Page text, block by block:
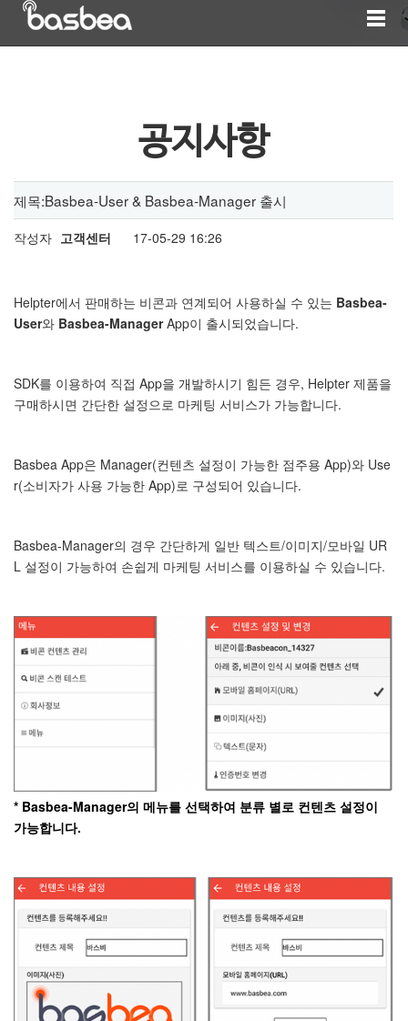
공지사항
제목:Basbea-User & Basbea-Manager 출시
작성자 고객센터 17-05-29 16:26
Helpter에서 판매하는 비콘과 연계되어 사용하실 수 있는 Basbea-
User와 Basbea-ManagerApp이 출시되었습니다.
SDK를 이용하여 직접 App을 개발하시기 힘든 경우, Helpter 제품을
구매하시면 간단한 설정으로 마케팅 서비스가 가능합니다.
Basbea App은 Manager(컨텐츠 설정이 가능한 점주용 App)와 Use
r(소비자가 사용 가능한 App)로 구성되어 있습니다.
Basbea-Manager의 경우 간단하게 일반 텍스트/이미지/모바일 UR
L 설정이 가능하여 손쉽게 마케팅 서비스를 이용하실 수 있습니다.
* Basbea-Manager의 메뉴를 선택하여 분류 별로 컨텐츠 설정이
가능합니다.